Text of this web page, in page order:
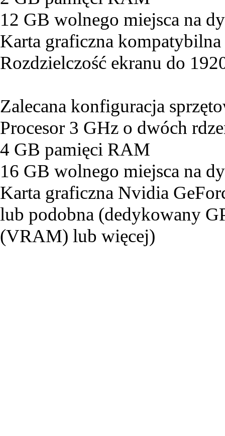
12 GB wolnego miejsca na
Karta graficzna kompatybilna
Rozdzielczość ekranu do
Zalecana konfiguracja
Procesor 3 GHz o dwóch
4 GB pamięci RAM
16 GB wolnego miejsca na
Karta graficzna Nvidia
lub podobna (dedykowany
(VRAM) lub więcej)